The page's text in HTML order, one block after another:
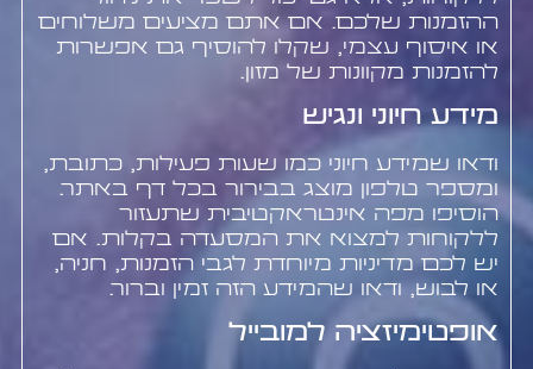
ההזמנות שלכם. אם אתם מציעים משלוחים
או איסוף עצמי, שקלו להוסיף גם אפשרות
להזמנות מקוונות של מזון.
מידע חיוני ונגיש
ודאו שמידע חיוני כמו שעות פעילות, כתובת,
ומספר טלפון מוצג בבירור בכל דף באתר.
הוסיפו מפה אינטראקטיבית שתעזור
ללקוחות למצוא את המסעדה בקלות. אם
יש לכם מדיניות מיוחדת לגבי הזמנות, חניה,
או לבוש, ודאו שהמידע הזה זמין וברור.
אופטימיזציה למובייל